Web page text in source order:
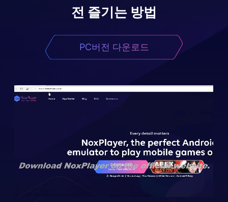
전 즐기는 방법
PC버전 다운로드